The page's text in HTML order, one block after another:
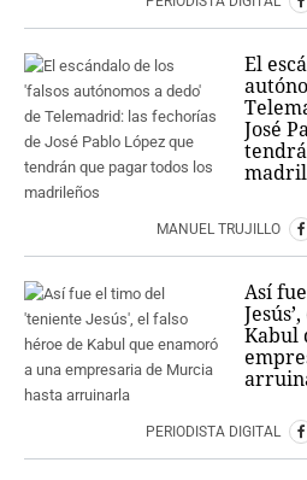
El
José
MANUEL TRUJILLO
Así
Kabul
PERIODISTA DIGITAL